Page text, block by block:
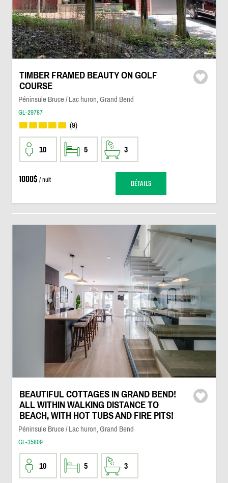
TIMBER FRAMED BEAUTY ON GOLF
COURSE
Péninsule Bruce / Lac huron, Grand Bend
GL-29787
(9)
10 5 3
1000$ / nuit DÉTAILS
BEAUTIFUL COTTAGES IN GRAND BEND!
ALL WITHIN WALKING DISTANCE TO
BEACH, WITH HOT TUBS AND FIRE PITS!
Péninsule Bruce / Lac huron, Grand Bend
GL-35809
10 5 3